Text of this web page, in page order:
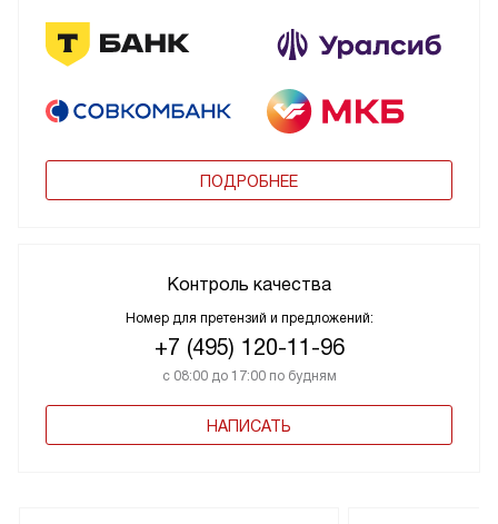
ПОДРОБНЕЕ
Контроль качества
Номер для претензий и предложений:
+7 (495) 120-11-96
с 08:00 до 17:00 по будням
НАПИСАТЬ